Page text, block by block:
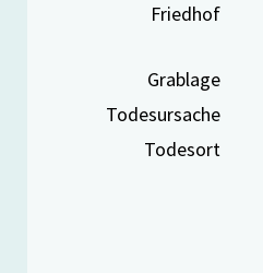
Friedhof
Grablage
Todesursache
Todesort